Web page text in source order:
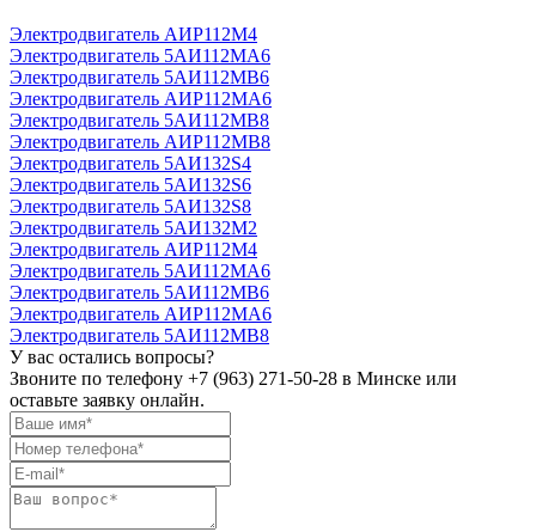
Электродвигатель АИР112М4
Электродвигатель 5АИ112МА6
Электродвигатель 5АИ112МВ6
Электродвигатель АИР112МА6
Электродвигатель 5АИ112МВ8
Электродвигатель АИР112МВ8
Электродвигатель 5АИ132S4
Электродвигатель 5АИ132S6
Электродвигатель 5АИ132S8
Электродвигатель 5АИ132М2
Электродвигатель АИР112М4
Электродвигатель 5АИ112МА6
Электродвигатель 5АИ112МВ6
Электродвигатель АИР112МА6
Электродвигатель 5АИ112МВ8
У вас остались вопросы?
Звоните по телефону +7 (963) 271-50-28 в Минске или
оставьте заявку онлайн.